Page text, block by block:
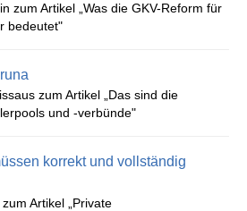
zum Artikel „Was die GKV-Reform für
bedeutet"
zum Artikel „Das sind die
und -verbünde"
korrekt und vollständig
Artikel „Private